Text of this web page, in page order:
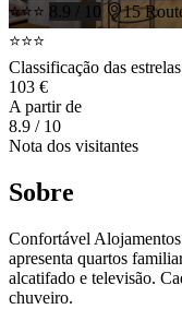
⭐⭐⭐ 8.9 / 10
15
⭐⭐⭐
Classificação das estrelas
103 €
A partir de
8.9 / 10
Nota dos visitantes
Sobre
Confortável
apresenta quartos
alcatifado e televisão.
chuveiro.